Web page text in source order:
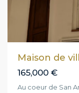
Maison de
165,000 €
Au coeur de San